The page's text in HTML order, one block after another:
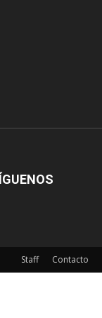
Staff Contacto